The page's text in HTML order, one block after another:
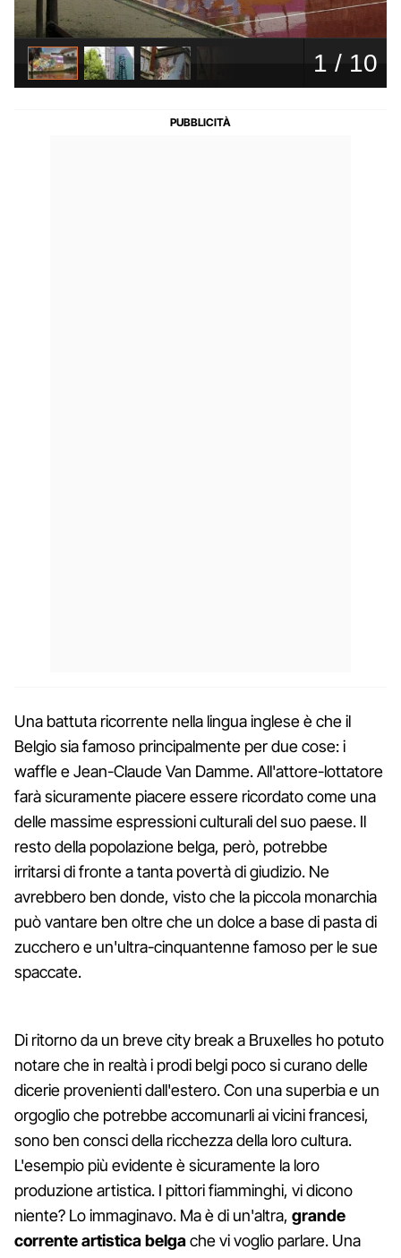
Una battuta ricorrente nella lingua inglese è che il
Belgio sia famoso principalmente per due cose: i
waffle e Jean-Claude Van Damme. All'attore-lottatore
farà sicuramente piacere essere ricordato come una
delle massime espressioni culturali del suo paese. Il
resto della popolazione belga, però, potrebbe
irritarsi di fronte a tanta povertà di giudizio. Ne
avrebbero ben donde, visto che la piccola monarchia
può vantare ben oltre che un dolce a base di pasta di
zucchero e un'ultra-cinquantenne famoso per le sue
spaccate.
Di ritorno da un breve city break a Bruxelles ho potuto
notare che in realtà i prodi belgi poco si curano delle
dicerie provenienti dall'estero. Con una superbia e un
orgoglio che potrebbe accomunarli ai vicini francesi,
sono ben consci della ricchezza della loro cultura.
L'esempio più evidente è sicuramente la loro
produzione artistica. I pittori fiamminghi, vi dicono
niente? Lo immaginavo. Ma è di un'altra, grande
corrente artistica belgache vi voglio parlare. Una